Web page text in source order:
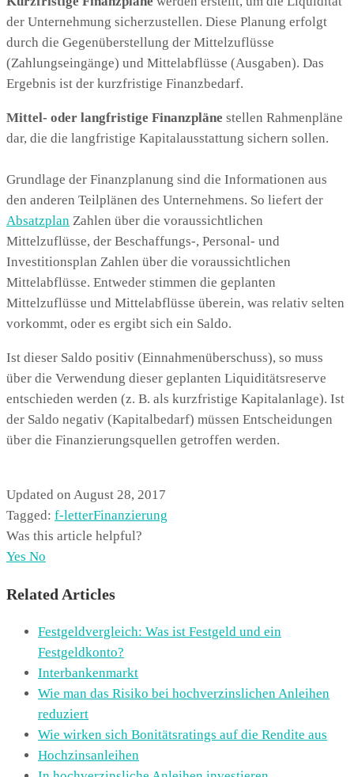
der Unternehmung sicherzustellen. Diese Planung erfolgt
durch die Gegenüberstellung der Mittelzuflüsse
(Zahlungseingänge) und Mittelabflüsse (Ausgaben). Das
Ergebnis ist der kurzfristige Finanzbedarf.
Mittel- oder langfristige Finanzpläne stellen Rahmenpläne
dar, die die langfristige Kapitalausstattung sichern sollen.
Grundlage der Finanzplanung sind die Informationen aus
den anderen Teilplänen des Unternehmens. So liefert der
Absatzplan Zahlen über die voraussichtlichen
Mittelzuflüsse, der Beschaffungs-, Personal- und
Investitionsplan Zahlen über die voraussichtlichen
Mittelabflüsse. Entweder stimmen die geplanten
Mittelzuflüsse und Mittelabflüsse überein, was relativ selten
vorkommt, oder es ergibt sich ein Saldo.
Ist dieser Saldo positiv (Einnahmenüberschuss), so muss
über die Verwendung dieser geplanten Liquiditätsreserve
entschieden werden (z. B. als kurzfristige Kapitalanlage). Ist
der Saldo negativ (Kapitalbedarf) müssen Entscheidungen
über die Finanzierungsquellen getroffen werden.
Updated on August 28, 2017
Tagged: f-letterFinanzierung
Was this article helpful?
Yes No
Related Articles
Festgeldvergleich: Was ist Festgeld und ein
Festgeldkonto?
Interbankenmarkt
Wie man das Risiko bei hochverzinslichen Anleihen
reduziert
Wie wirken sich Bonitätsratings auf die Rendite aus
Hochzinsanleihen